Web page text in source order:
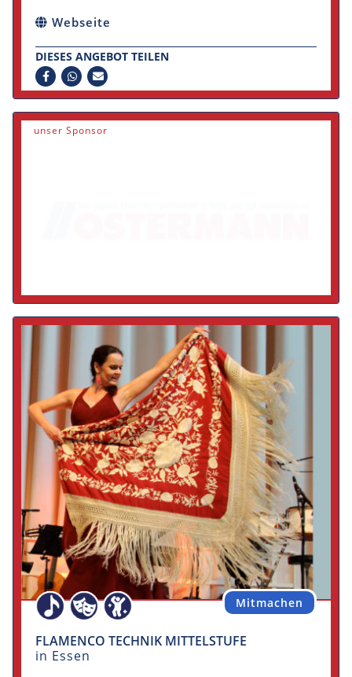
Webseite
DIESES ANGEBOT TEILEN
unser Sponsor
Mitmachen
FLAMENCO TECHNIK MITTELSTUFE
in Essen